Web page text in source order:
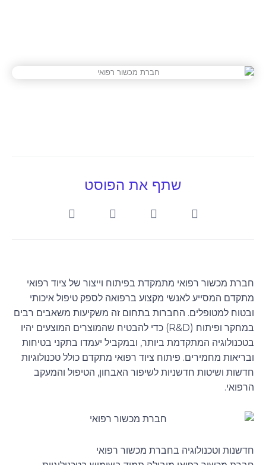
שתף את הפוסט
חברת מכשור רפואי מתמקדת בפיתוח וייצור של ציוד רפואי
מתקדם המסייע לאנשי מקצוע ברפואה לספק טיפול איכותי
ובטוח למטופלים. החברות בתחום זה משקיעות משאבים רבים
במחקר ופיתוח (R&D) כדי להבטיח שהמוצרים המוצעים יהיו
בטכנולוגיה המתקדמת ביותר, ובמקביל יעמדו בתקני בטיחות
ובריאות מחמירים. פיתוח ציוד רפואי מתקדם כולל טכנולוגיות
חדשות ושיטות חדשניות לשיפור האבחון, הטיפול והמעקב
הרפואי.
חדשנות וטכנולוגיה בחברת מכשור רפואי